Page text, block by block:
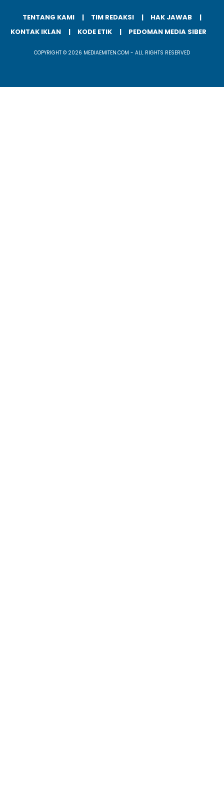
TENTANG KAMI TIM REDAKSI
HAK JAWAB
KONTAK IKLAN
KODE ETIK PEDOMAN MEDIA SIBER
COPYRIGHT © 2026 MEDIAEMITEN.COM - ALL RIGHTS RESERVED